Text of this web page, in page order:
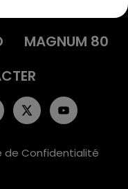
MAGNUM 80
de Confidentialité